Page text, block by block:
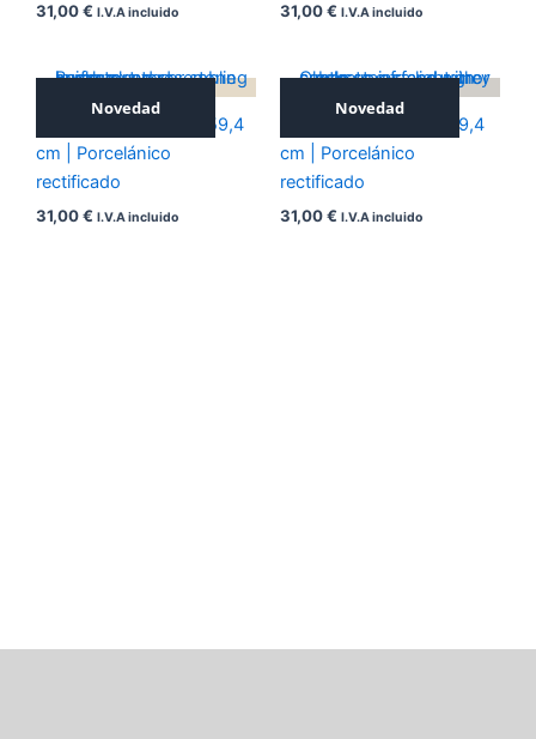
31,00€ I.V.A incluido 31,00€ I.V.A incluido
Novedad
ICONIC BEIGE 59,4×59,4
cm | Porcelánico
rectificado
31,00€ I.V.A incluido
Novedad
ICONIC GREY 59,4×59,4
cm | Porcelánico
rectificado
31,00€ I.V.A incluido